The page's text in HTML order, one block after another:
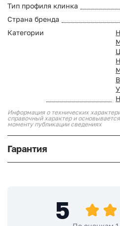
Тип профиля клинка
Страна бренда
Категории
Информация о технических
справочный характер и
моменту публикации сведениях
Гарантия
5